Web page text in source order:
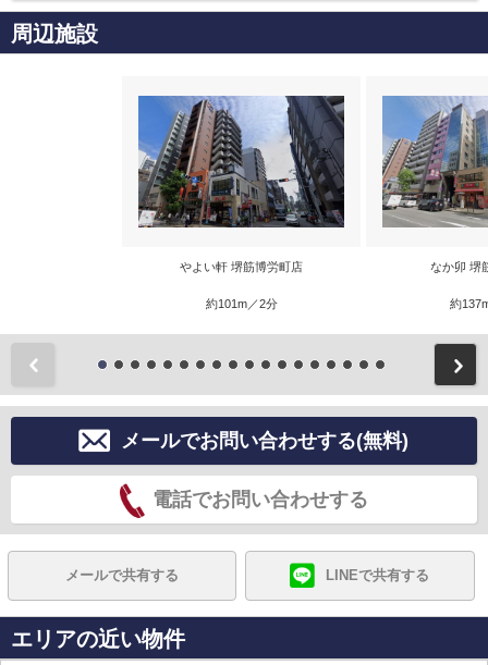
周辺施設
やよい軒 堺筋博労町店
約101m／2分
なか卯 堺
約
メールでお問い合わせする(無料)
電話でお問い合わせする
メールで共有する LINEで共有する
エリアの近い物件